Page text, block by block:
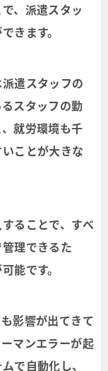
、派遣スタッ
きます。
遣スタッフの
スタッフの勤
就労環境も千
ことが大きな
ることで、すべ
理できるた
能です。
影響が出てきて
マンエラーが起
で自動化し、